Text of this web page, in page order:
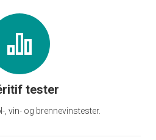
tester
, vin- og brennevinstester.